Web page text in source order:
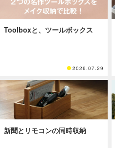
Toolboxと、ツールボックス
2026.07.29
新聞とリモコンの同時収納